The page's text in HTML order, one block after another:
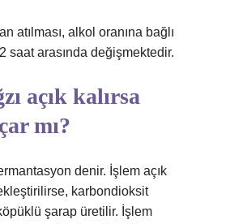
atılması, alkol oranına bağlı
saat arasında değişmektedir.
açık kalırsa
mı?
denir. İşlem açık
karbondioksit
şarap üretilir. İşlem